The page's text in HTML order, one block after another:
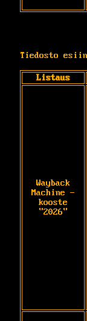
Tiedosto
Listaus
Wayback
Machine -
kooste
"2026"